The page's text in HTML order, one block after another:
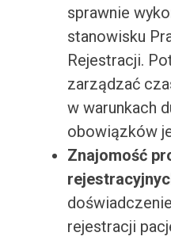
sprawnie
stanowisku
Rejestracji.
zarządzać
w warunkach
obowiązków
Znajomość
rejestracji